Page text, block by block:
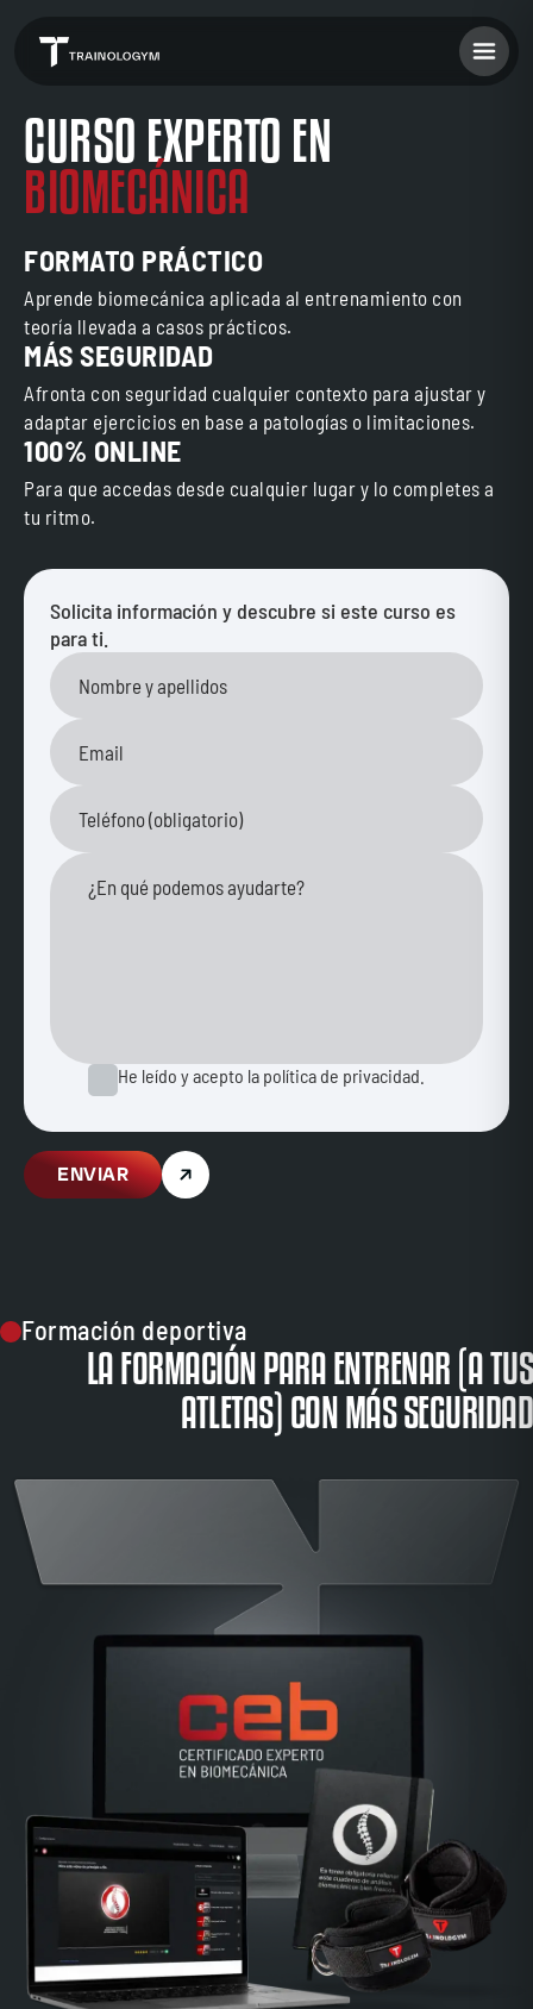
CURSO EXPERTO EN
BIOMECÁNICA
FORMATO PRÁCTICO
Aprende biomecánica aplicada al entrenamiento con
teoría llevada a casos prácticos.
MÁS SEGURIDAD
Afronta con seguridad cualquier contexto para ajustar y
adaptar ejercicios en base a patologías o limitaciones.
100% ONLINE
Para que accedas desde cualquier lugar y lo completes a
tu ritmo.
Solicita información y descubre si este curso es
para ti.
He leído y acepto la política de privacidad.
ENVIAR
Formación deportiva
LA FORMACIÓN PARA ENTRENAR (A TUS
ATLETAS) CON MÁS SEGURIDAD